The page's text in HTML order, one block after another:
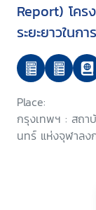
Report) โค
ระยะยาวในก
คุณภาพสิ่งแว
Place:
กรุงเทพฯ : สถ
นทร์ แห่งจุฬาลง